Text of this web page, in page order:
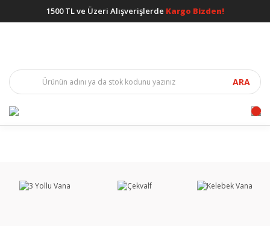
1500 TL ve Üzeri Alışverişlerde Kargo Bizden!
ARA